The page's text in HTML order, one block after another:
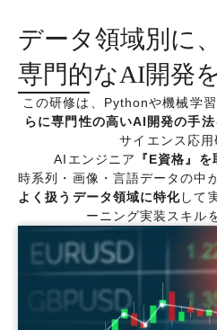
データ領域別に、
専門的なAI開発
この研修は、Pythonや機械学
らに専門性の高いAI開発の手
サイエンス応用
AIエンジニア
『E資格』
時系列・画像・言語データの中
よく扱うデータ領域に特化して
ーニング実装スキル